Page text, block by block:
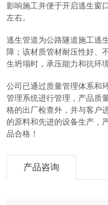
影响施工并便于开启逃生窗
左右。
逃生管道为公路隧道施工逃
障；该材质管材耐压性好、
生坍塌时，承压能力和抗环
公司已通过质量管理体系和
管理系统进行管理，产品质
格的出厂检查外，并与客户
的原料和先进的设备生产，
品合格！
产品咨询